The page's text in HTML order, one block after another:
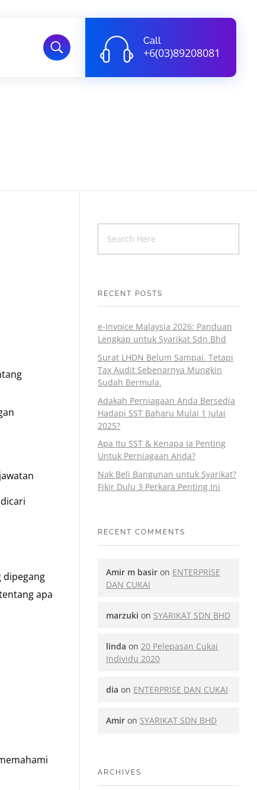
Call
+6(03)89208081
dipegang
apa
RECENT POSTS
e-Invoice Malaysia 2026: Panduan
Lengkap untuk Syarikat Sdn Bhd
Surat LHDN Belum Sampai. Tetapi
Tax Audit Sebenarnya Mungkin
Sudah Bermula.
Adakah Perniagaan Anda Bersedia
Hadapi SST Baharu Mulai 1 Julai
2025?
Apa Itu SST & Kenapa Ia Penting
Untuk Perniagaan Anda?
Nak Beli Bangunan untuk Syarikat?
Fikir Dulu 3 Perkara Penting Ini
RECENT COMMENTS
Amir m basir on ENTERPRISE
DAN CUKAI
marzuki on SYARIKAT SDN BHD
linda on 20 Pelepasan Cukai
Individu 2020
dia on ENTERPRISE DAN CUKAI
Amir on SYARIKAT SDN BHD
ARCHIVES